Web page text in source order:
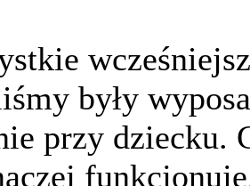
były
przy dziecku.